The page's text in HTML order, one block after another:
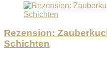
Rezension:
Schichten